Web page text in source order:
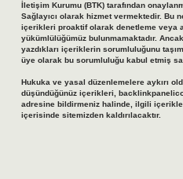
İletişim Kurumu (BTK) tarafından
Sağlayıcı olarak hizmet vermektedir. Bu
içerikleri proaktif olarak denetleme veya
yükümlülüğümüz bulunmamaktadır.
yazdıkları içeriklerin sorumluluğunu
üye olarak bu sorumluluğu kabul etmiş
Hukuka ve yasal düzenlemelere aykırı
düşündüğünüz içerikleri,
adresine bildirmeniz halinde, ilgili
içerisinde sitemizden kaldırılacaktır.